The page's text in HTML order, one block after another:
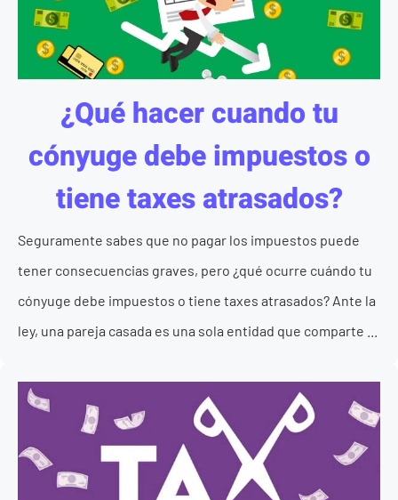
¿Qué hacer cuando tu
cónyuge debe impuestos o
tiene taxes atrasados?
Seguramente sabes que no pagar los impuestos puede
tener consecuencias graves, pero ¿qué ocurre cuándo tu
cónyuge debe impuestos o tiene taxes atrasados? Ante la
ley, una pareja casada es una sola entidad que comparte ...